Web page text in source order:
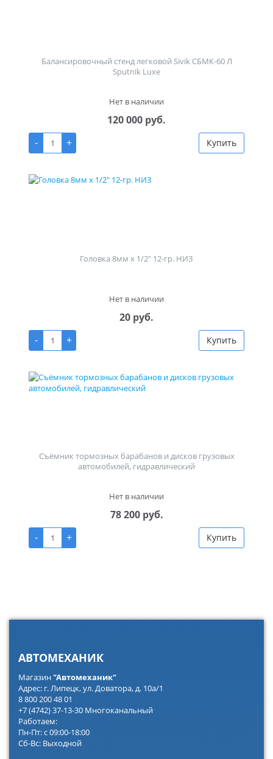
Балансировочный стенд легковой Sivik СБМК-60 Л
Sputnik Luxe
Нет в наличии
120 000 руб.
-
+ Купить
Головка 8мм х 1/2" 12-гр. НИЗ
Нет в наличии
20 руб.
-
+ Купить
Съёмник тормозных барабанов и дисков грузовых
автомобилей, гидравлический
Нет в наличии
78 200 руб.
-
+ Купить
АВТОМЕХАНИК
Магазин"Автомеханик"
Адрес: г. Липецк, ул. Доватора, д. 10а/1
8 800 200 48 01
+7 (4742) 37-13-30 Многоканальный
Работаем:
Пн-Пт: с 09:00-18:00
Сб-Вс: Выходной